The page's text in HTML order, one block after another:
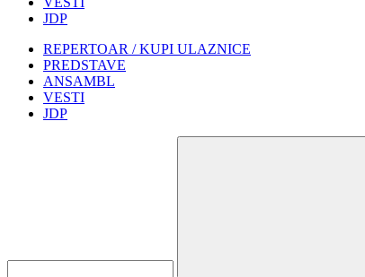
JDP
REPERTOAR / KUPI ULAZNICE
PREDSTAVE
ANSAMBL
VESTI
JDP